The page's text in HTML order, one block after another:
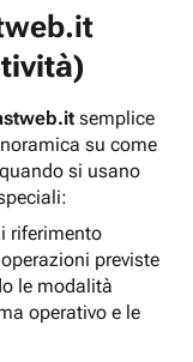
semplice
su come
si usano
riferimento
previste
le modalità
operativo e le